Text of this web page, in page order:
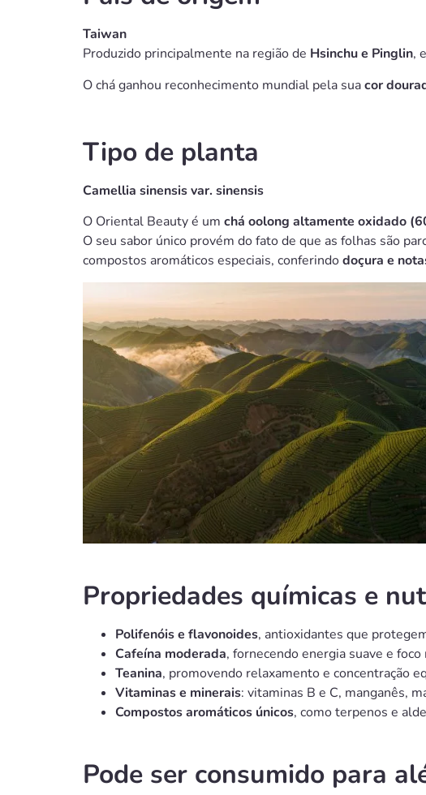
Taiwan
Produzido principalmente na região de Hsinchu e Pinglin,
O chá ganhou reconhecimento mundial pela suacor
Tipo de planta
Camellia sinensis var. sinensis
O Oriental Beauty é um chá oolong altamente oxidado
O seu sabor único provém do fato de que as folhas são
compostos aromáticos especiais, conferindodoçura e
Propriedades químicas e
Polifenóis e flavonoides, antioxidantes que
Cafeína moderada, fornecendo energia suave e
Teanina, promovendo relaxamento e concentração
Vitaminas e minerais: vitaminas B e C, manganês,
Compostos aromáticos únicos, como terpenos e
Pode ser consumido para